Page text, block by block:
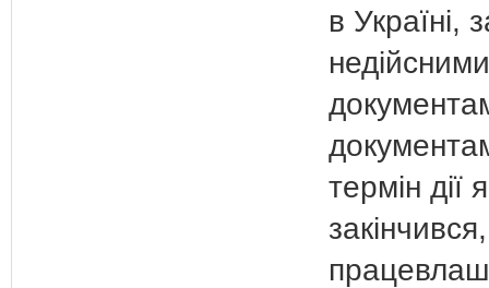
в Україні,
недійсними
термін дії